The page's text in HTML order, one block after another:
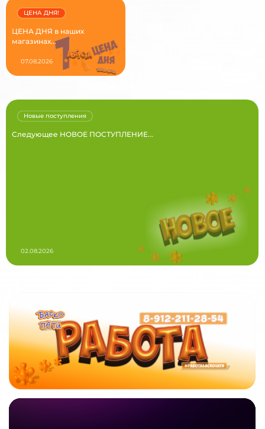
ЦЕНА ДНЯ в наших
магазинах...
ЦЕНА ДНЯ!
07.08.2026
Следующее НОВОЕ ПОСТУПЛЕНИЕ...
Новые поступления
02.08.2026